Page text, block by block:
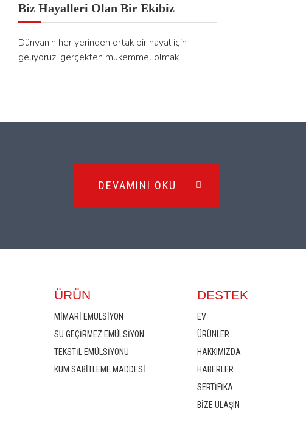
Biz Hayalleri Olan Bir Ekibiz
Dünyanın her yerinden ortak bir hayal için
geliyoruz: gerçekten mükemmel olmak.
DEVAMINI OKU
ÜRÜN
MIMARI EMÜLSIYON
SU GEÇIRMEZ EMÜLSIYON
TEKSTIL EMÜLSIYONU
KUM SABITLEME MADDESI
DESTEK
EV
ÜRÜNLER
HAKKIMIZDA
HABERLER
SERTIFIKA
BIZE ULAŞIN